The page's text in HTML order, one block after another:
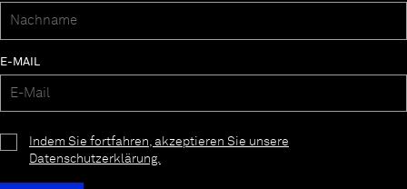
E-MAIL
Indem Sie fortfahren, akzeptieren Sie unsere
Datenschutzerklärung.